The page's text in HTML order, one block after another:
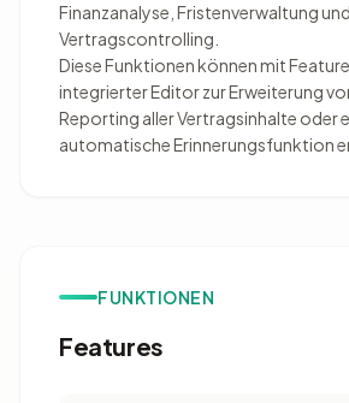
Finanzanalyse, Fristenverwaltung und
Vertragscontrolling.
Diese Funktionen können mit
integrierter Editor zur Erweiterung
Reporting aller Vertragsinhalte oder
automatische Erinnerungsfunktion
FUNKTIONEN
Features